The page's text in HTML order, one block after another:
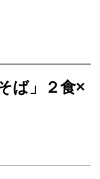
ば」２食×